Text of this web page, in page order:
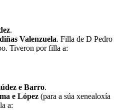
.
Valenzuela. Filla de D Pedro
Tiveron por filla a:
e Barro.
e López (para a súa xenealoxía
a: